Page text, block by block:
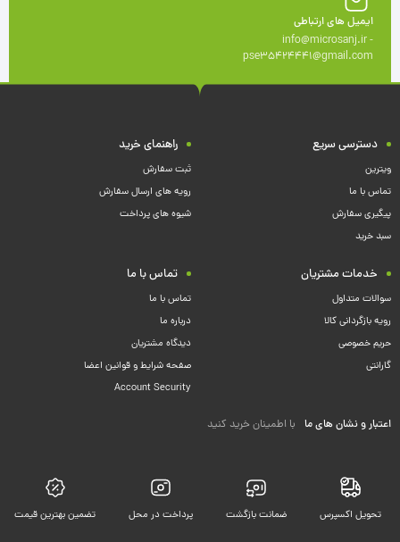
ایمیل های ارتباطی
info@microsanj.ir -
pse35424441@gmail.com
دسترسی سریع
ویترین
تماس با ما
پیگیری سفارش
سبد خرید
راهنمای خرید
ثبت سفارش
رویه های ارسال سفارش
شیوه های پرداخت
خدمات مشتریان
سوالات متداول
رویه بازگردانی کالا
حریم خصوصی
گارانتی
تماس با ما
تماس با ما
درباره ما
دیدگاه مشتریان
صفحه شرایط و قوانین اعضا
Account Security
اعتبار و نشان های ما با اطمینان خرید کنید
تحویل اکسپرس ضمانت بازگشت پرداخت در محل تضمین بهترین قیمت